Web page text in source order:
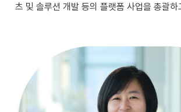
츠 및 솔루션 개발 등의 플랫폼 사업을 총괄하